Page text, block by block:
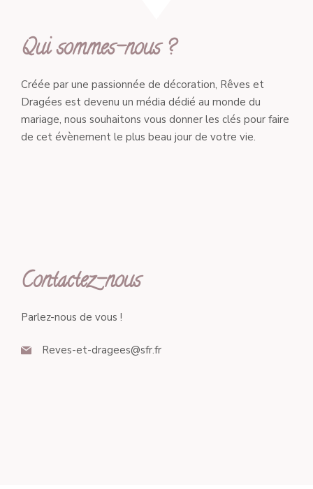
Qui sommes-nous ?
Créée par une passionnée de décoration, Rêves et
Dragées est devenu un média dédié au monde du
mariage, nous souhaitons vous donner les clés pour faire
de cet évènement le plus beau jour de votre vie.
Contactez-nous
Parlez-nous de vous !
Reves-et-dragees@sfr.fr